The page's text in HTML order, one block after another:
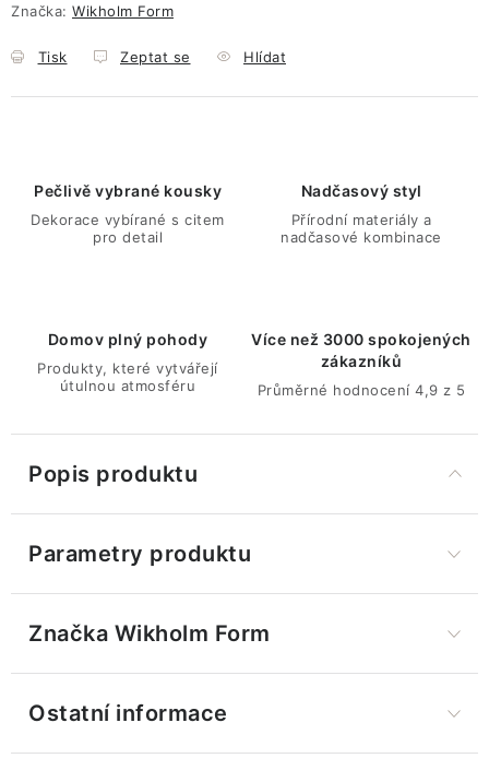
Značka: Wikholm Form
Tisk Zeptat se Hlídat
Pečlivě vybrané kousky
Dekorace vybírané s citem
pro detail
Nadčasový styl
Přírodní materiály a
nadčasové kombinace
Domov plný pohody
Produkty, které vytvářejí
útulnou atmosféru
Více než 3000 spokojených
zákazníků
Průměrné hodnocení 4,9 z 5
Popis produktu
Parametry produktu
Značka Wikholm Form
Ostatní informace